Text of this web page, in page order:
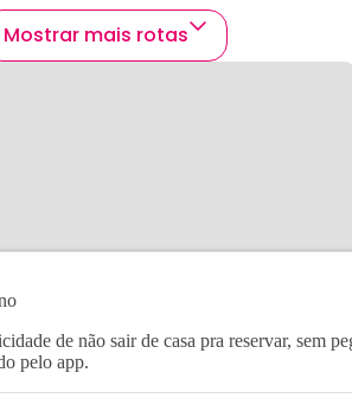
Mostrar mais rotas
de não sair de casa pra reservar, sem
pelo app.